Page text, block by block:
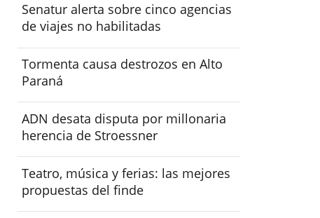
Senatur alerta sobre cinco agencias
de viajes no habilitadas
Tormenta causa destrozos en Alto
Paraná
ADN desata disputa por millonaria
herencia de Stroessner
Teatro, música y ferias: las mejores
propuestas del finde